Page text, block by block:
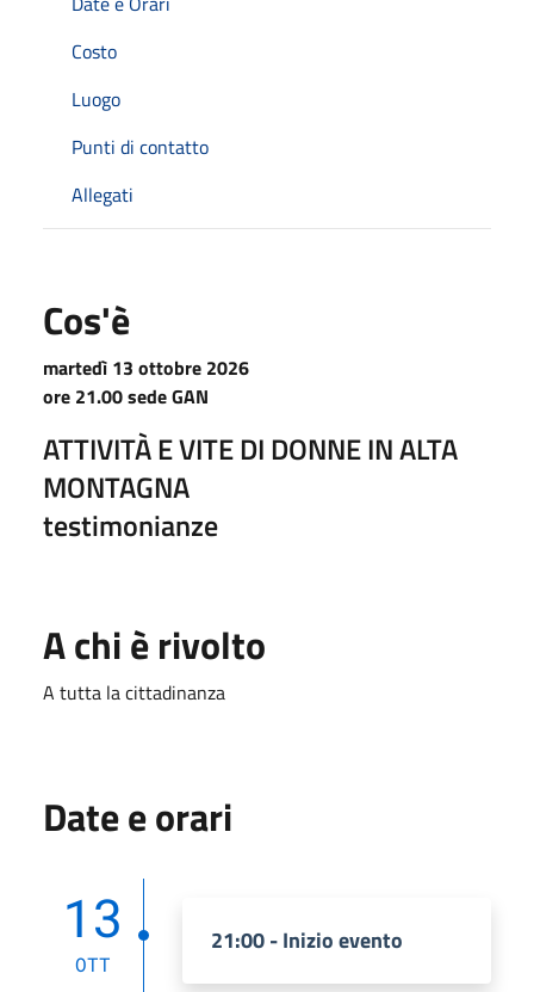
Costo
Luogo
Punti di contatto
Allegati
Cos'è
martedì 13 ottobre 2026
ore 21.00 sede GAN
ATTIVITÀ E VITE DI DONNE IN ALTA
MONTAGNA
testimonianze
A chi è rivolto
A tutta la cittadinanza
Date e orari
13
OTT
21:00 - Inizio evento